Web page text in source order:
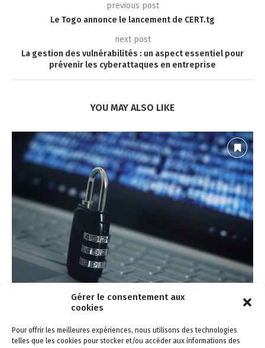
Gérer le consentement aux
cookies
Pour offrir les meilleures expériences, nous utilisons des technologies
telles que les cookies pour stocker et/ou accéder aux informations des
previous post
Le Togo annonce le lancement de CERT.tg
next post
La gestion des vulnérabilités : un aspect essentiel pour
prévenir les cyberattaques en entreprise
YOU MAY ALSO LIKE
Comment produire une politique de sécurité efficace
11 mars 2021